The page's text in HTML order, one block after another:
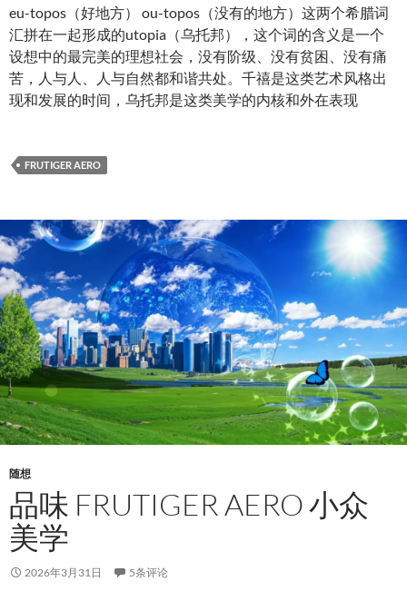
eu-topos（好地方） ou-topos（没有的地方）这两个希腊词
汇拼在一起形成的utopia（乌托邦），这个词的含义是一个
设想中的最完美的理想社会，没有阶级、没有贫困、没有痛
苦，人与人、人与自然都和谐共处。千禧是这类艺术风格出
现和发展的时间，乌托邦是这类美学的内核和外在表现
FRUTIGER AERO
随想
品味 FRUTIGER AERO 小众
美学
2026年3月31日 5条评论